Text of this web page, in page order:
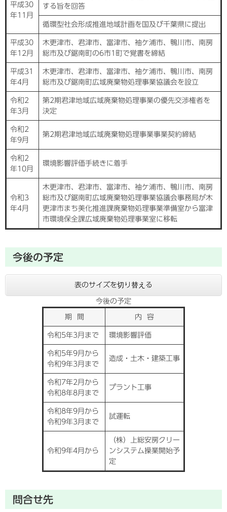
平成30
年11月
する旨を回答
循環型社会形成推進地域計画を国及び千葉県に提出
平成30
年12月
木更津市、君津市、富津市、袖ケ浦市、鴨川市、南房
総市及び鋸南町の6市1町で覚書を締結
平成31
年4月
木更津市、君津市、富津市、袖ケ浦市、鴨川市、南房
総市及び鋸南町広域廃棄物処理事業協議会を設立
令和2
年3月
第2期君津地域広域廃棄物処理事業の優先交渉権者を
決定
令和2
年9月
第2期君津地域広域廃棄物処理事業事業契約締結
令和2
年10月
環境影響評価手続きに着手
令和3
年4月
木更津市、君津市、富津市、袖ケ浦市、鴨川市、南房
総市及び鋸南町広域廃棄物処理事業協議会事務局が木
更津市まち美化推進課廃棄物処理事業準備室から富津
市環境保全課広域廃棄物処理事業室に移転
今後の予定
表のサイズを切り替える
今後の予定
期 間 内 容
令和5年3月まで 環境影響評価
令和5年9月から
令和9年3月まで
造成・土木・建築工事
令和7年2月から
令和8年8月まで
プラント工事
令和8年9月から
令和9年3月まで
試運転
令和9年4月から
（株）上総安房クリー
ンシステム操業開始予
定
問合せ先